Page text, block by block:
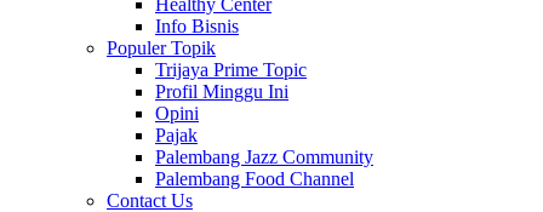
Healthy Center
Info Bisnis
Populer Topik
Trijaya Prime Topic
Profil Minggu Ini
Opini
Pajak
Palembang Jazz Community
Palembang Food Channel
Contact Us